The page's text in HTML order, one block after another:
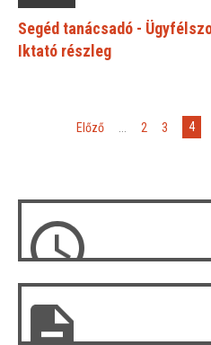
Segéd tanácsadó -
Iktató részleg
Előző 2 3 4